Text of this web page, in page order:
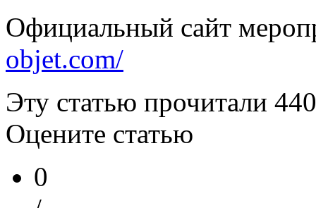
Официальный сайт
objet.com/
Эту статью прочитали
Оцените статью
0